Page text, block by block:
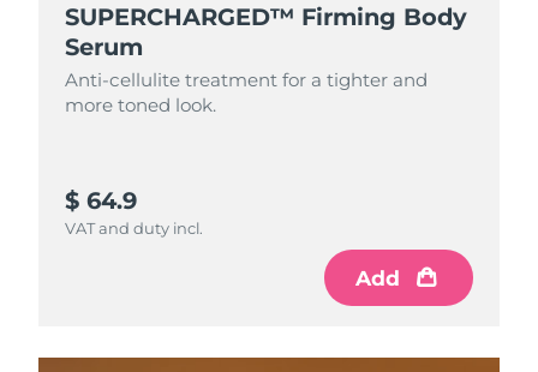
SUPERCHARGED™ Firming Body
Serum
Anti-cellulite treatment for a tighter and
more toned look.
$ 64.9
VAT and duty incl.
Add